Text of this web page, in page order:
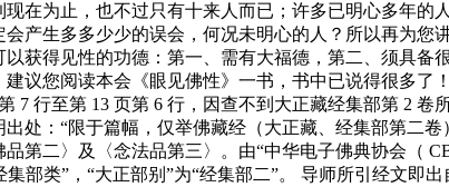
为止，也不过只有十来人而已；许多已明心多年的
产生多多少少的误会，何况未明心的人？所以再为
获得见性的功德：第一、需有大福德，第二、须具
议您阅读本会《眼见佛性》一书，书中已说得很多了
行至第 13 页第 6 行，因查不到大正藏经集部第 2 卷
：“限于篇幅，仅举佛藏经（大正藏、经集部第二卷
二〉及〈念法品第三〉。由“中华电子佛典协会（
部类”，“大正部别”为“经集部二”。 导师所引经文